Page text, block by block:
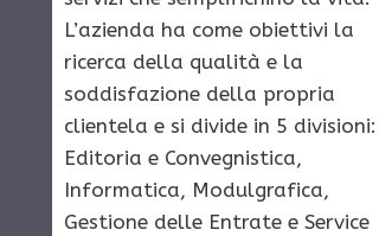
L’azienda ha come obiettivi la
ricerca della qualità e la
soddisfazione della propria
clientela e si divide in 5 divisioni:
Editoria e Convegnistica,
Informatica, Modulgrafica,
Gestione delle Entrate e Service